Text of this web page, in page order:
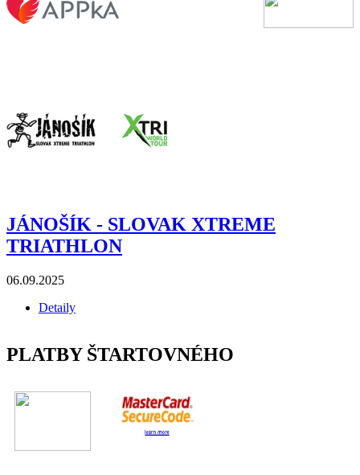
JÁNOŠÍK - SLOVAK XTREME
TRIATHLON
06.09.2025
Detaily
PLATBY ŠTARTOVNÉHO